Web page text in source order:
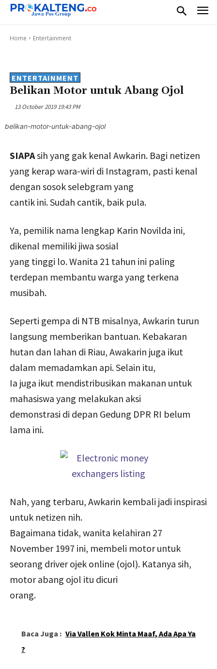
Home Entertainment
ENTERTAINMENT
Belikan Motor untuk Abang Ojol
13 October 2019 19:43 PM
belikan-motor-untuk-abang-ojol
SIAPAsih yang gak kenal Awkarin. Bagi netizen
yang kerap wara-wiri di Instagram, pasti kenal
dengan sosok selebgram yang
cantik ini. Sudah cantik, baik pula.
Ya, pemilik nama lengkap Karin Novilda ini,
dikenal memiliki jiwa sosial
yang tinggi lo. Wanita 21 tahun ini paling
terdepan membantu warga yang terkena
musibah.
Seperti gempa di NTB misalnya, Awkarin turun
langsung memberikan bantuan. Kebakaran
hutan dan lahan di Riau, Awakarin juga ikut
dalam memadamkan api. Selain itu,
Ia juga ikut mendistribusikan makanan untuk
mahasiswa yang melakukan aksi
demonstrasi di depan Gedung DPR RI belum
lama ini.
Nah, yang terbaru, Awkarin kembali jadi inspirasi
untuk netizen nih.
Bagaimana tidak, wanita kelahiran 27
November 1997 ini, membeli motor untuk
seorang driver ojek online (ojol). Katanya sih,
motor abang ojol itu dicuri
orang.
Baca Juga : Via Vallen Kok Minta Maaf, Ada Apa Ya
?